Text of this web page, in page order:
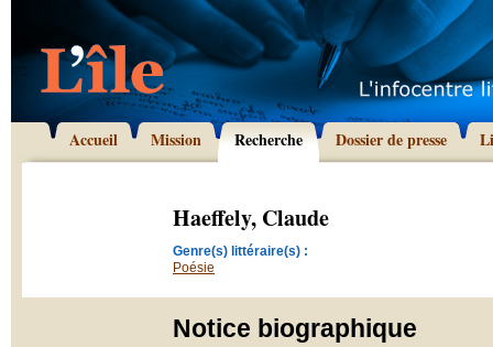
Accueil Mission Recherche Dossier de presse
Haeffely, Claude
Genre(s) littéraire(s) :
Poésie
Notice biographique